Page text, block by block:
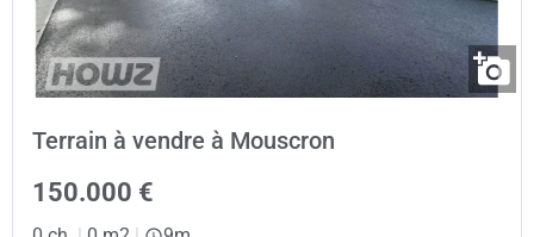
Terrain à vendre à Mouscron
150.000 €